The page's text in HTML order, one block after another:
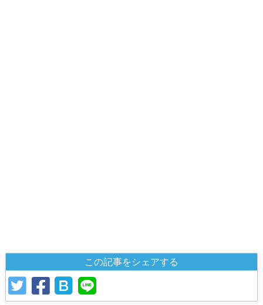
この記事をシェアする